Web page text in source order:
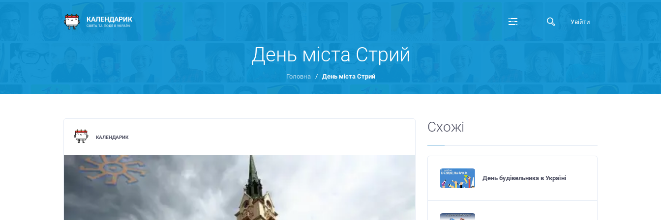
КАЛЕНДАРИК
СВЯТА ТА ПОДІЇ В УКРАЇНІ
Увійти
День міста Стрий
Головна / День міста Стрий
КАЛЕНДАРИК
Схожі
День будівельника в Україні